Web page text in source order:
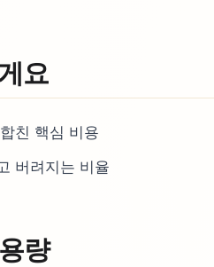
요
친 핵심 비용
버려지는 비율
량